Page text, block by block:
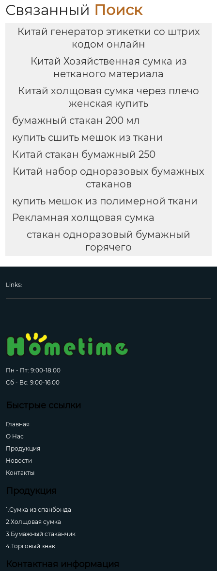
Связанный Поиск
Китай генератор этикетки со штрих
кодом онлайн
Китай Хозяйственная сумка из
нетканого материала
Китай холщовая сумка через плечо
женская купить
бумажный стакан 200 мл
купить сшить мешок из ткани
Китай стакан бумажный 250
Китай набор одноразовых бумажных
стаканов
купить мешок из полимерной ткани
Рекламная холщовая сумка
стакан одноразовый бумажный
горячего
Links:
Пн - Пт: 9:00-18:00
Сб - Вс: 9:00-16:00
Быстрые ссылки
Главная
О Hас
Продукция
Новости
Контакты
Продукция
1.Сумка из спанбонда
2.Холщовая сумка
3.Бумажный стаканчик
4.Торговый знак
Контактная информация